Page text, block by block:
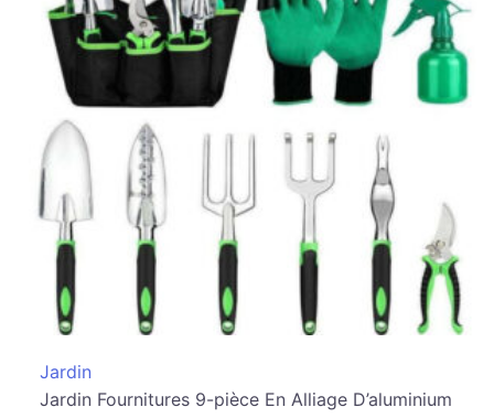
Jardin
Jardin Fournitures 9-pièce En Alliage D’aluminium